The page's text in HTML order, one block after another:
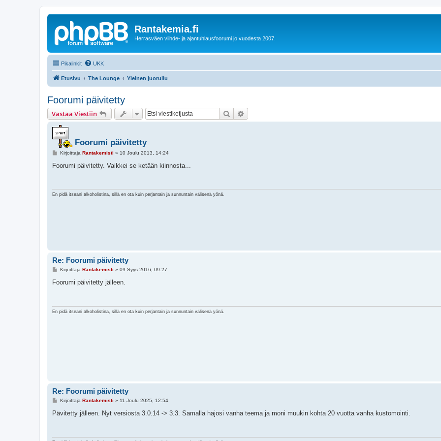
Rantakemia.fi
Herrasväen viihde- ja ajantuhlausfoorumi jo vuodesta 2007.
Pikalinkit UKK
Etusivu The Lounge Yleinen juoruilu
Foorumi päivitetty
Vastaa Viestiin Etsi
Foorumi päivitetty
V
e
Kirjoittaja Rantakemisti » 10 Joulu 2013, 14:24
Foorumi päivitetty. Vaikkei se ketään kiinnosta...
En pidä itseäni alkoholistina, sillä en ota kuin perjantain ja sunnuntain välisenä yönä.
Re: Foorumi päivitetty
V
e
Kirjoittaja Rantakemisti » 09 Syys 2016, 09:27
Foorumi päivitetty jälleen.
En pidä itseäni alkoholistina, sillä en ota kuin perjantain ja sunnuntain välisenä yönä.
Re: Foorumi päivitetty
V
e
Kirjoittaja Rantakemisti » 11 Joulu 2025, 12:54
Pävitetty jälleen. Nyt versiosta 3.0.14 -> 3.3. Samalla hajosi vanha teema ja moni muukin kohta 20 vuotta vanha kustomointi.